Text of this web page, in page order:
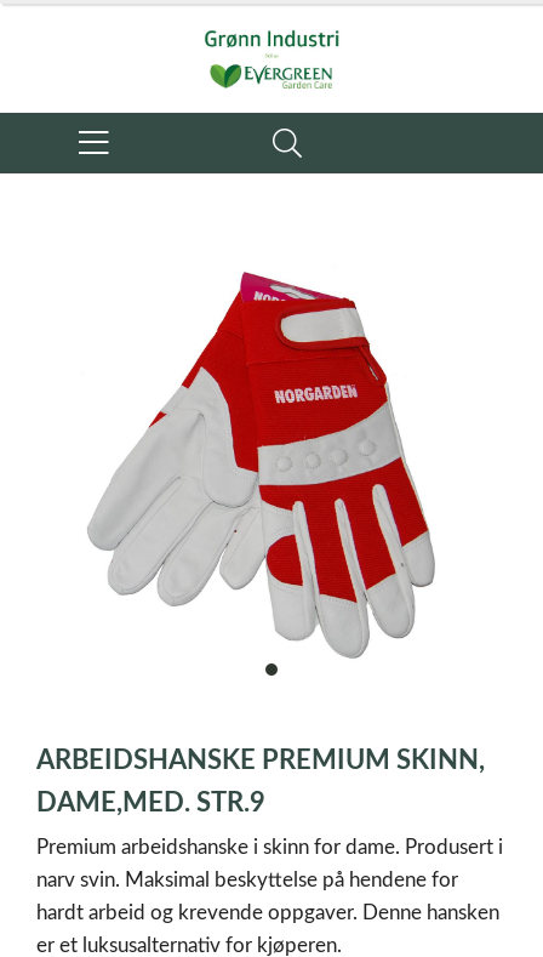
item
of
1
ARBEIDSHANSKE PREMIUM SKINN,
DAME,MED. STR.9
Premium arbeidshanske i skinn for dame. Produsert i
narv svin. Maksimal beskyttelse på hendene for
hardt arbeid og krevende oppgaver. Denne hansken
er et luksusalternativ for kjøperen.